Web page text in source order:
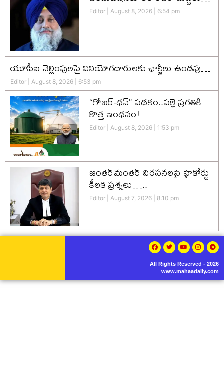
Editor August 8, 2026 6:54 pm
యూపీఐ చెల్లింపులపై వినియోగదారులకు ఛార్జీలు ఉండవు…
Editor August 8, 2026 6:53 pm
“గోబర్-ధన్” పథకం..పల్లె ప్రగతికి
కొత్త ఇంధనం!
Editor August 8, 2026 1:53 pm
జంతర్‌మంతర్ నిరసనలపై హైకోర్టు
కీలక ప్రశ్నలు…..
Editor August 7, 2026 8:10 pm
All Rights Reserved - 2026
www.mahaadaily.com